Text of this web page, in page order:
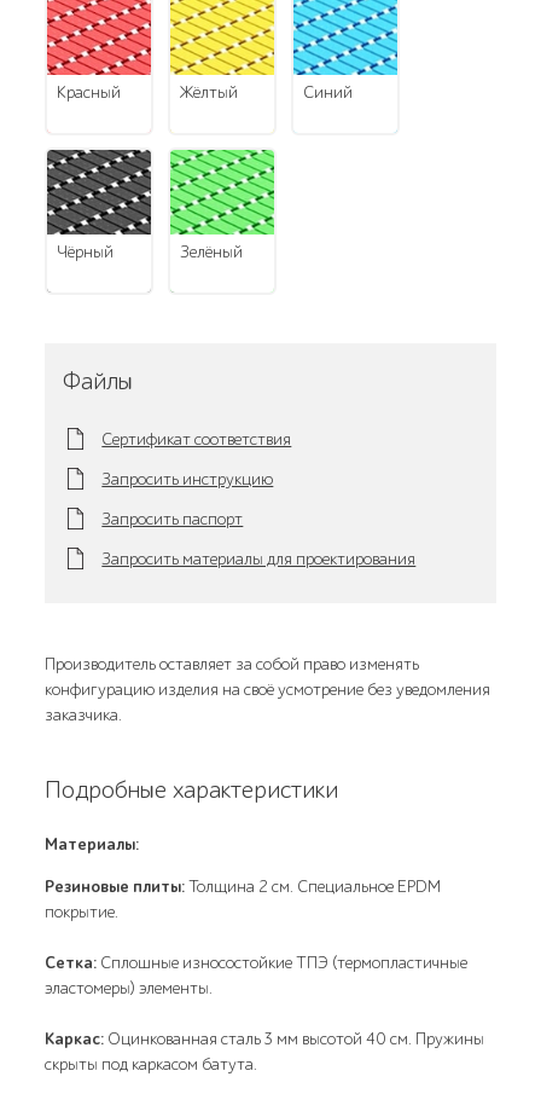
красный жёлтый синий
чёрный зелёный
Файлы
Сертификат соответствия
Запросить инструкцию
Запросить паспорт
Запросить материалы для проектирования
Производитель оставляет за собой право изменять
конфигурацию изделия на своё усмотрение без уведомления
заказчика.
Подробные характеристики
Материалы:
Резиновые плиты:Толщина 2 см. Специальное EPDM
покрытие.
Сетка: Сплошные износостойкие ТПЭ (термопластичные
эластомеры) элементы.
Каркас: Оцинкованная сталь 3 мм высотой 40 см. Пружины
скрыты под каркасом батута.